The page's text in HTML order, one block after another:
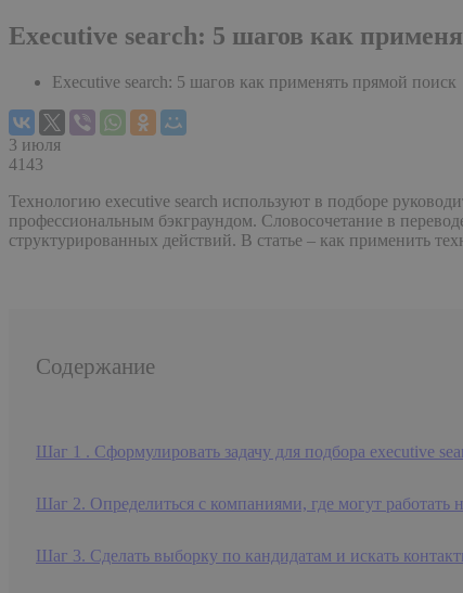
Executive search: 5 шагов как
Executive search: 5 шагов как применять прямой поиск
3 июля
4143
Технологию executive search используют в подборе
профессиональным бэкграундом. Словосочетание в
структурированных действий. В статье – как применить
Содержание
Шаг 1 . Сформулировать задачу для подбора executive
Шаг 2. Определиться с компаниями, где могут
Шаг 3. Сделать выборку по кандидатам и искать